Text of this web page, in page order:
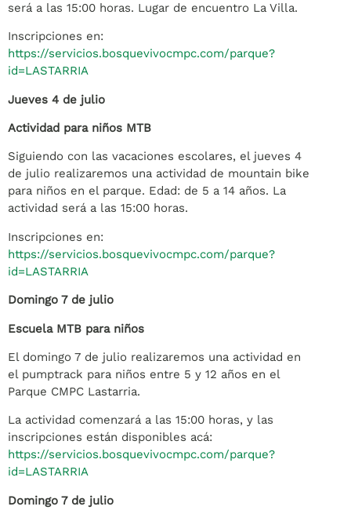
será a las 15:00 horas. Lugar de encuentro La Villa.
Inscripciones en:
https://servicios.bosquevivocmpc.com/parque?
id=LASTARRIA
Jueves 4 de julio
Actividad para niños MTB
Siguiendo con las vacaciones escolares, el jueves 4
de julio realizaremos una actividad de mountain bike
para niños en el parque. Edad: de 5 a 14 años. La
actividad será a las 15:00 horas.
Inscripciones en:
https://servicios.bosquevivocmpc.com/parque?
id=LASTARRIA
Domingo 7 de julio
Escuela MTB para niños
El domingo 7 de julio realizaremos una actividad en
el pumptrack para niños entre 5 y 12 años en el
Parque CMPC Lastarria.
La actividad comenzará a las 15:00 horas, y las
inscripciones están disponibles acá:
https://servicios.bosquevivocmpc.com/parque?
id=LASTARRIA
Domingo 7 de julio